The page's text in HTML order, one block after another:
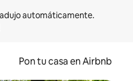
Pon tu casa en Airbnb